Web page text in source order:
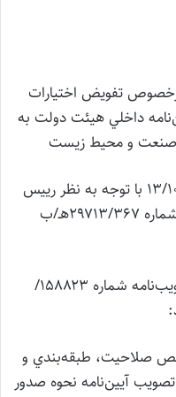
درخصوص تفويض اختيارات
با رعايت ماده (۲۲) آيين‌نامه داخلي هيئت دولت به
صنعت و محيط زيست
هيئت وزيران در جلسه مورخ ۱۳/۱۰/۱۳۸۸ با توجه به نظر رييس
مجلس شوراي اسلامي موضوع نامه شماره ۲۹۷۱۳/۳۶۷هـ/ب
متن زير جايگزين جزء (د) بند (۱) تصويب‌نامه شماره ۱۵۸۸۲۳/
صلاحيت، طبقه‌بندي و
تصويب آيين‌نامه نحوه صدور